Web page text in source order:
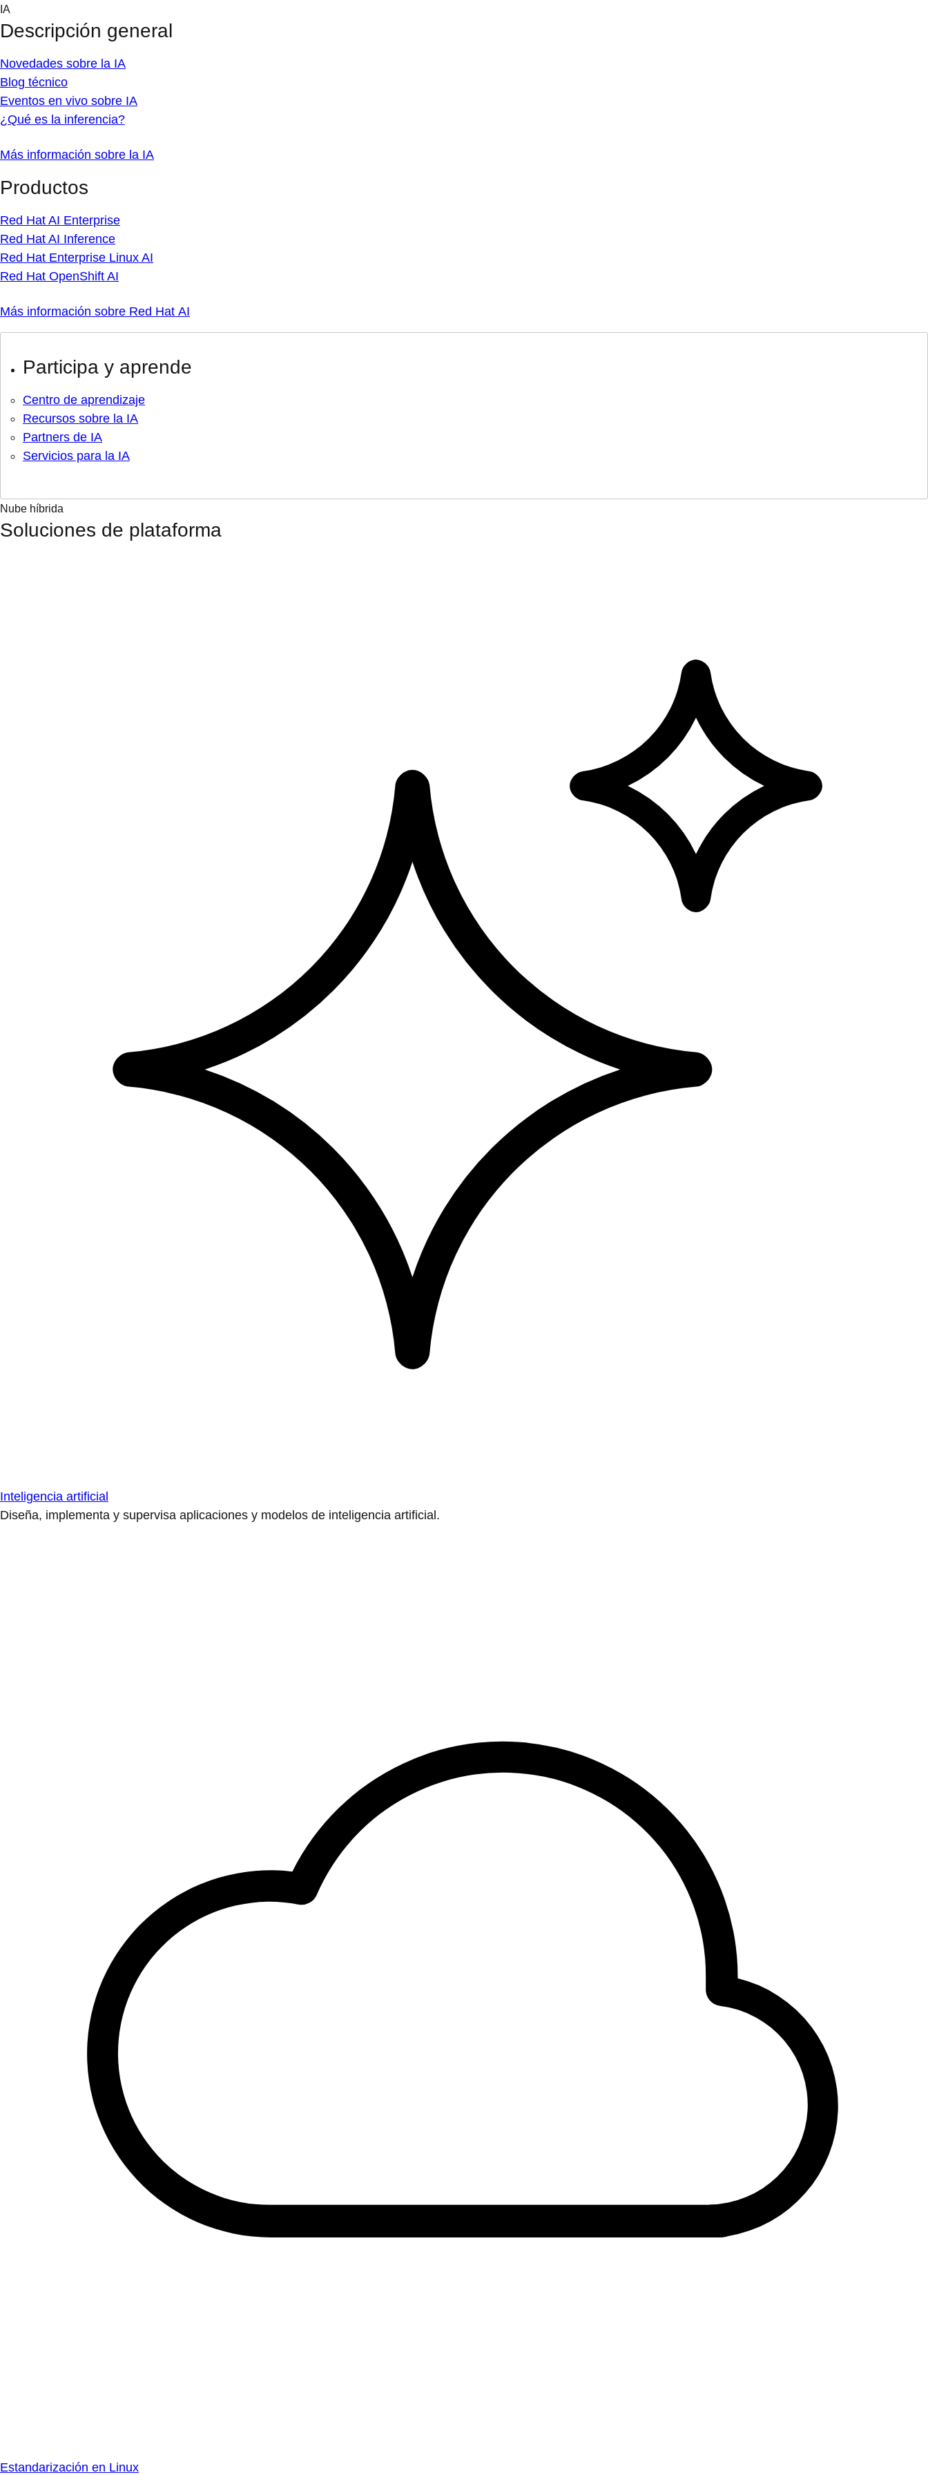
Skip
content
IA
Descripción general
Novedades sobre la IA
Blog técnico
Eventos en vivo sobre IA
¿Qué es la inferencia?
Más información sobre la IA
Productos
Red Hat AI Enterprise
Red Hat AI Inference
Red Hat Enterprise Linux AI
Red Hat OpenShift AI
Más información sobre Red Hat AI
Participa y aprende
Centro de aprendizaje
Recursos sobre la IA
Partners de IA
Servicios para la IA
Nube híbrida
Soluciones de plataforma
Inteligencia artificial
Diseña, implementa y supervisa aplicaciones y modelos de inteligencia artificial.
Estandarización en Linux